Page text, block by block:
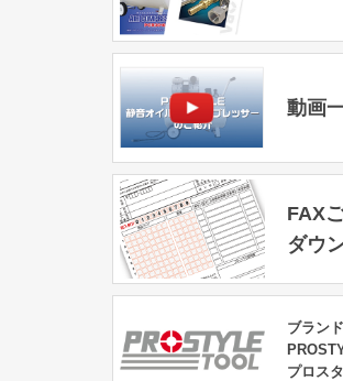
動画
FAX
ダウ
ブラン
プロス